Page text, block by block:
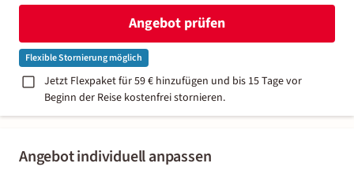
Angebot individuell anpassen
Angebot prüfen
Flexible Stornierung möglich
Jetzt Flexpaket für 59 € hinzufügen und bis 15 Tage vor
Beginn der Reise kostenfrei stornieren.